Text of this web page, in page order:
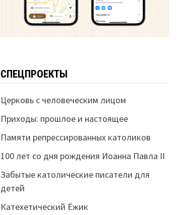
СПЕЦПРОЕКТЫ
Церковь с человеческим лицом
Приходы: прошлое и настоящее
Памяти репрессированных католиков
100 лет со дня рождения Иоанна Павла II
Забытые католические писатели для
детей
Катехетический Ёжик